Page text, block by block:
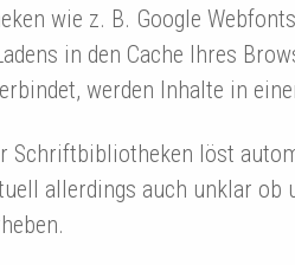
wie z. B. Google
in den Cache Ihres
werden Inhalte in
Schriftbibliotheken löst
allerdings auch unklar ob